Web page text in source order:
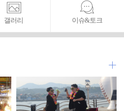
갤러리 이슈&토크